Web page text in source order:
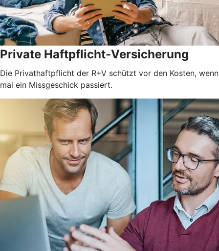
Private Haftpflicht-Versicherung
Die Privathaftpflicht der R+V schützt vor den Kosten, wenn
mal ein Missgeschick passiert.